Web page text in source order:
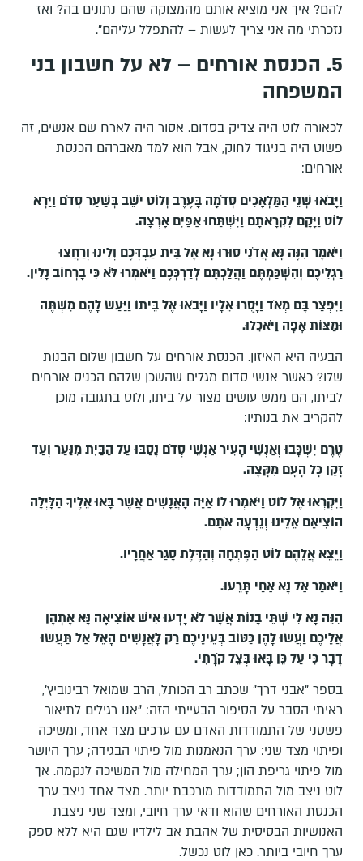
להם? איך אני מוציא אותם מהמצוקה שהם נתונים בה? ואז
נזכרתי מה אני צריך לעשות – להתפלל עליהם".
5. הכנסת אורחים – לא על חשבון בני
המשפחה
לכאורה לוט היה צדיק בסדום. אסור היה לארח שם אנשים, זה
פשוט היה בניגוד לחוק, אבל הוא למד מאברהם הכנסת
אורחים:
וַיָּבֹאוּ שְׁנֵי הַמַּלְאָכִים סְדֹמָה בָּעֶרֶב וְלוֹט יֹשֵׁב בְּשַׁעַר סְדֹם וַיַּרְא
לוֹט וַיָּקָם לִקְרָאתָם וַיִּשְׁתַּחוּ אַפַּיִם אָרְצָה.
וַיֹּאמֶר הִנֶּה נָּא אֲדֹנַי סוּרוּ נָא אֶל בֵּית עַבְדְּכֶם וְלִינוּ וְרַחֲצוּ
רַגְלֵיכֶם וְהִשְׁכַּמְתֶּם וַהֲלַכְתֶּם לְדַרְכְּכֶם וַיֹּאמְרוּ לֹּא כִּי בָרְחוֹב נָלִין.
וַיִּפְצַר בָּם מְאֹד וַיָּסֻרוּ אֵלָיו וַיָּבֹאוּ אֶל בֵּיתוֹ וַיַּעַשׂ לָהֶם מִשְׁתֶּה
וּמַצּוֹת אָפָה וַיֹּאכֵלוּ.
הבעיה היא האיזון. הכנסת אורחים על חשבון שלום הבנות
שלו? כאשר אנשי סדום מגלים שהשכן שלהם הכניס אורחים
לביתו, הם ממש עושים מצור על ביתו, ולוט בתגובה מוכן
להקריב את בנותיו:
טֶרֶם יִשְׁכָּבוּ וְאַנְשֵׁי הָעִיר אַנְשֵׁי סְדֹם נָסַבּוּ עַל הַבַּיִת מִנַּעַר וְעַד
זָקֵן כָּל הָעָם מִקָּצֶה.
וַיִּקְרְאוּ אֶל לוֹט וַיֹּאמְרוּ לוֹ אַיֵּה הָאֲנָשִׁים אֲשֶׁר בָּאוּ אֵלֶיךָ הַלָּיְלָה
הוֹצִיאֵם אֵלֵינוּ וְנֵדְעָה אֹתָם.
וַיֵּצֵא אֲלֵהֶם לוֹט הַפֶּתְחָה וְהַדֶּלֶת סָגַר אַחֲרָיו.
וַיֹּאמַר אַל נָא אַחַי תָּרֵעוּ.
הִנֵּה נָא לִי שְׁתֵּי בָנוֹת אֲשֶׁר לֹא יָדְעוּ אִישׁ אוֹצִיאָה נָּא אֶתְהֶן
אֲלֵיכֶם וַעֲשׂוּ לָהֶן כַּטּוֹב בְּעֵינֵיכֶם רַק לָאֲנָשִׁים הָאֵל אַל תַּעֲשׂוּ
דָבָר כִּי עַל כֵּן בָּאוּ בְּצֵל קֹרָתִי.
בספר "אבני דרך" שכתב רב הכותל, הרב שמואל רבינוביץ',
ראיתי הסבר על הסיפור הבעייתי הזה: "אנו רגילים לתיאור
פשטני של התמודדות האדם עם ערכים מצד אחד, ומשיכה
ופיתוי מצד שני: ערך הנאמנות מול פיתוי הבגידה; ערך היושר
מול פיתוי גריפת הון; ערך המחילה מול המשיכה לנקמה. אך
לוט ניצב מול התמודדות מורכבת יותר. מצד אחד ניצב ערך
הכנסת האורחים שהוא ודאי ערך חיובי, ומצד שני ניצבת
האנושיות הבסיסית של אהבת אב לילדיו שגם היא ללא ספק
ערך חיובי ביותר. כאן לוט נכשל.